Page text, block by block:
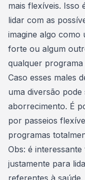
mais flexíveis. Isso
lidar com as
imagine algo como
forte ou algum
qualquer
Caso esses males
uma diversão
aborrecimento. É
por passeios
programas
Obs: é
justamente para
referentes à